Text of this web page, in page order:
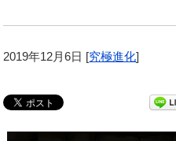
2019年12月6日 [究極進化]